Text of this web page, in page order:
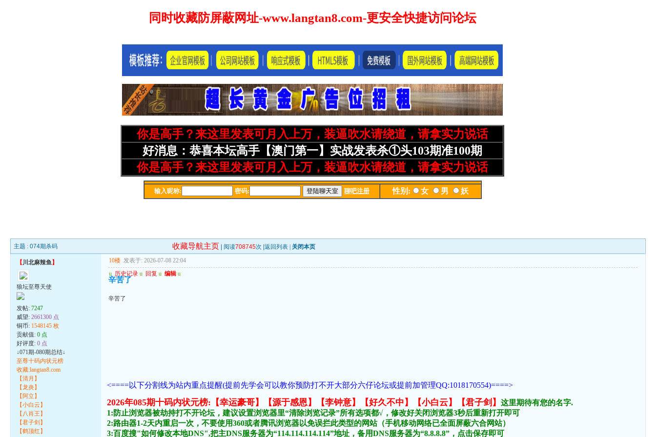
主题 :074期杀码 收藏导航主页 | 阅读708745次 |返回列表 关闭本页
【川北麻辣鱼】
狼坛至尊天使
发帖:7247
威望:2661300 点
铜币: 1548145 枚
贡献值:0 点
好评度:0 点
↓071期-080期总结↓
至尊十码内状元榜
收藏:langtan8.com
【清月】
【龙炎】
【阿立】
【小白云】
【八肖王】
【君子剑】
【鹤顶红】
10楼 发表于: 2026-07-08 22:04
u 历史记录 u 回复 u 编辑 u
辛苦了
辛苦了
<====以下分割线为站内重点提醒(提前先学会可以教你预防打不开大部分六仔论坛或提前加管理QQ:1018170554)====>
2026年085期十码内状元榜:【幸运豪哥】【源于感恩】【李钟意】【好久不中】【小白云】【君子剑】
这里期待有您的名字.
1:防止浏览器被劫持打不开论坛，建议设置浏览器里“清除浏览记录”所有选项都√，修改好关闭浏览器3秒后重新打开即可
2:路由器1-2天内重启一次，不要使用360或者腾讯浏览器以免误拦此类型的网站（手机移动网络已全面屏蔽六合网站）
3:百度搜"如何修改本地DNS",把主DNS服务器为“114.114.114.114”地址，备用DNS服务器为“8.8.8.8”，点击保存即可